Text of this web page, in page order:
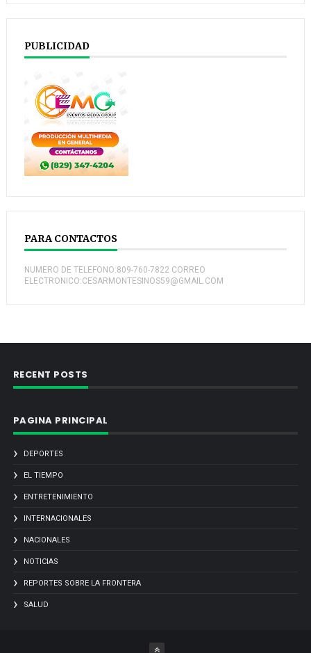
PUBLICIDAD
PARA CONTACTOS
NUMERO DE TELEFONO:809-760-7822 CORREO
ELECTRONICO:CESARMONTESINOS59@GMAIL.COM
RECENT POSTS
PAGINA PRINCIPAL
DEPORTES
EL TIEMPO
ENTRETENIMIENTO
INTERNACIONALES
NACIONALES
NOTICIAS
REPORTES SOBRE LA FRONTERA
SALUD